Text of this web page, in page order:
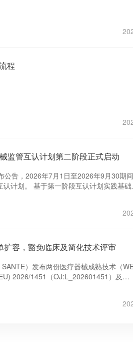
程
监管互认计划第二阶段正式启动
公告，2026年7月1日至2026年9月30期
计划。 基于第一阶段互认计划实践基
短了医疗器械在中国与马来西亚的市场准
容，豁免临床及简化技术评审
）发布两份医疗器械成熟技术（
2026/1451（OJ:L_202601451）及
术文档评审豁免清单。